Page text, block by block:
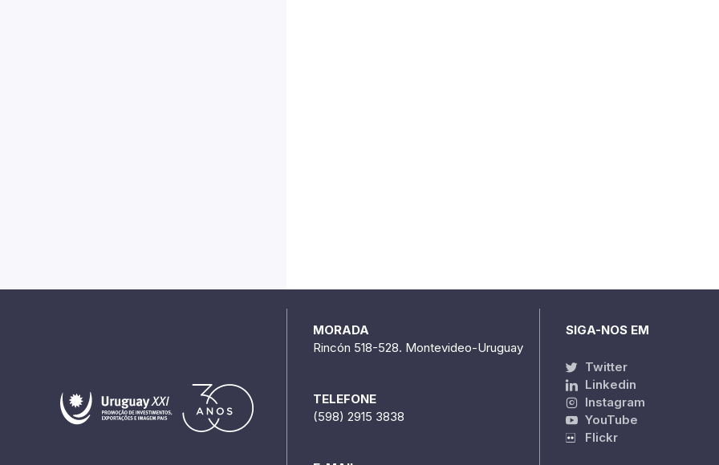
MORADA
Rincón 518-528. Montevideo-Uruguay
TELEFONE
(598) 2915 3838
SIGA-NOS EM
Twitter
Linkedin
Instagram
YouTube
Flickr